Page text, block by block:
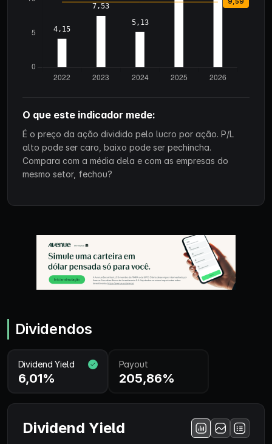
O que este indicador mede:
É o preço da ação dividido pelo lucro por ação. P/L
alto pode ser caro, baixo pode ser pechincha.
Compara com a média dela e com as empresas do
mesmo setor, fechou?
Dividendos
Dividend Yield
6,01%
Payout
205,86%
Dividend Yield